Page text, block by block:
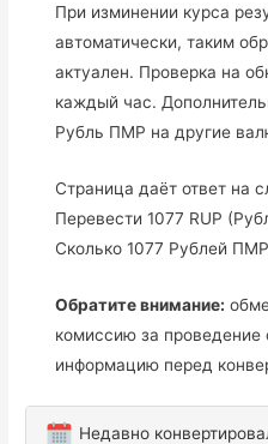
При изминении курса
автоматически, таким
актуален. Проверка на
каждый час.
Рубль ПМР на другие
Страница даёт ответ на
Перевести 1077 RUP
Сколько 1077 Рублей
Обратите внимание:
комиссию за проведение
информацию перед
Недавно